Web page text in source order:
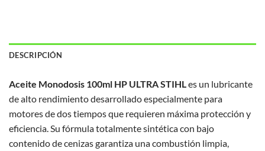
DESCRIPCIÓN
Aceite Monodosis 100ml HP ULTRA STIHLes un lubricante
de alto rendimiento desarrollado especialmente para
motores de dos tiempos que requieren máxima protección y
eficiencia. Su fórmula totalmente sintética con bajo
contenido de cenizas garantiza una combustión limpia,